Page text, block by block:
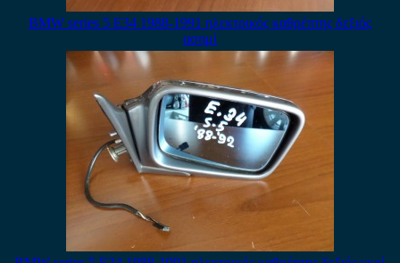
BMW series 5 E34 1988-1991 ηλεκτρικός καθρέπτης δεξιός
ασημί